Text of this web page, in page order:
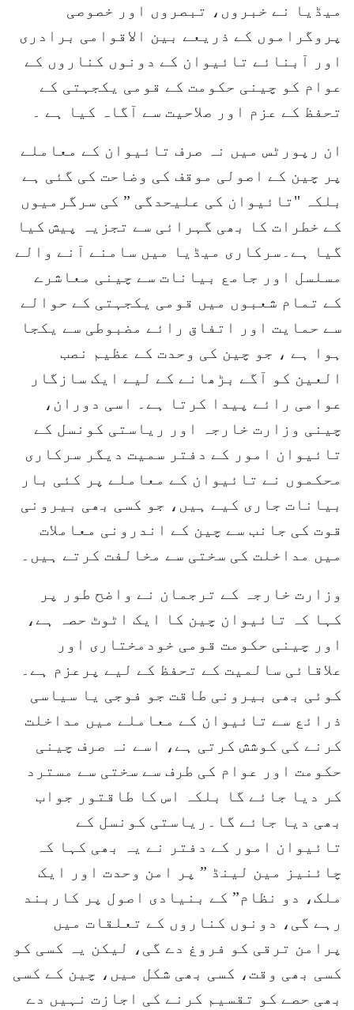
میڈیا نے خبروں، تبصروں اور خصوصی
پروگراموں کے ذریعے بین الاقوامی برادری
اور آبنائے تائیوان کے دونوں کناروں کے
عوام کو چینی حکومت کے قومی یکجہتی کے
تحفظ کے عزم اور صلاحیت سے آگاہ کیا ہے ۔
ان رپورٹس میں نہ صرف تائیوان کے معاملے
پر چین کے اصولی موقف کی وضاحت کی گئی ہے
بلکہ "تائیوان کی علیحدگی ” کی سرگرمیوں
کے خطرات کا بھی گہرائی سے تجزیہ پیش کیا
گیا ہے۔سرکاری میڈیا میں سامنے آنے والے
مسلسل اور جامع بیانات سے چینی معاشرے
کے تمام شعبوں میں قومی یکجہتی کے حوالے
سے حمایت اور اتفاق رائے مضبوطی سے یکجا
ہوا ہے ، جو چین کی وحدت کے عظیم نصب
العین کو آگے بڑھانے کے لیے ایک سازگار
عوامی رائے پیدا کرتا ہے۔ اسی دوران،
چینی وزارت خارجہ اور ریاستی کونسل کے
تائیوان امور کے دفتر سمیت دیگر سرکاری
محکموں نے تائیوان کے معاملے پر کئی بار
بیانات جاری کیے ہیں، جو کسی بھی بیرونی
قوت کی جانب سے چین کے اندرونی معاملات
میں مداخلت کی سختی سے مخالفت کرتے ہیں۔
وزارت خارجہ کے ترجمان نے واضح طور پر
کہا کہ تائیوان چین کا ایک اٹوٹ حصہ ہے،
اور چینی حکومت قومی خودمختاری اور
علاقائی سالمیت کے تحفظ کے لیے پرعزم ہے۔
کوئی بھی بیرونی طاقت جو فوجی یا سیاسی
ذرائع سے تائیوان کے معاملے میں مداخلت
کرنے کی کوشش کرتی ہے، اسے نہ صرف چینی
حکومت اور عوام کی طرف سے سختی سے مسترد
کر دیا جائے گا بلکہ اس کا طاقتور جواب
بھی دیا جائے گا۔ریاستی کونسل کے
تائیوان امور کے دفتر نے یہ بھی کہا کہ
چائنیز مین لینڈ ” پر امن وحدت اور ایک
ملک، دو نظام” کے بنیادی اصول پر کاربند
رہے گی، دونوں کناروں کے تعلقات میں
پرامن ترقی کو فروغ دے گی، لیکن یہ کسی کو
کسی بھی وقت، کسی بھی شکل میں، چین کے کسی
بھی حصے کو تقسیم کرنے کی اجازت نہیں دے